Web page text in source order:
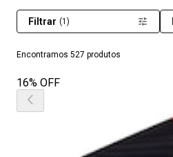
Encontramos 527 produtos
Filtrar (1)
16% OFF